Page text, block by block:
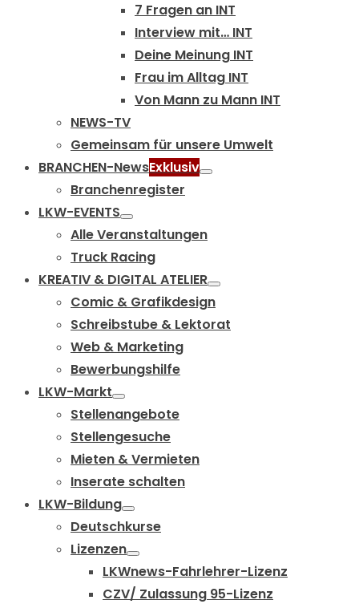
7 Fragen an INT
Interview mit… INT
Deine Meinung INT
Frau im Alltag INT
Von Mann zu Mann INT
NEWS-TV
Gemeinsam für unsere Umwelt
BRANCHEN-NewsExklusiv
Branchenregister
LKW-EVENTS
Alle Veranstaltungen
Truck Racing
KREATIV & DIGITAL ATELIER
Comic & Grafikdesign
Schreibstube & Lektorat
Web & Marketing
Bewerbungshilfe
LKW-Markt
Stellenangebote
Stellengesuche
Mieten & Vermieten
Inserate schalten
LKW-Bildung
Deutschkurse
Lizenzen
LKWnews-Fahrlehrer-Lizenz
CZV/ Zulassung 95-Lizenz